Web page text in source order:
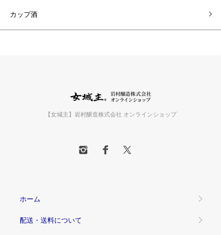
カップ酒
【女城主】岩村醸造株式会社 オンラインショップ
ホーム
配送・送料について